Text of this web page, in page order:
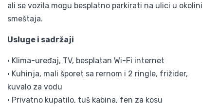
ali se vozila mogu besplatno parkirati na ulici u okolini
smeštaja.
Usluge i sadržaji
• Klima-uređaj, TV, besplatan Wi-Fi internet
• Kuhinja, mali šporet sa rernom i 2 ringle, frižider,
kuvalo za vodu
• Privatno kupatilo, tuš kabina, fen za kosu